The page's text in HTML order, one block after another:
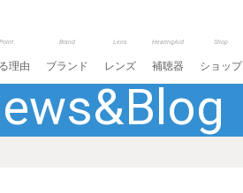
理由
Brand
ブランド
Lens
レンズ
HearingAid
補聴器
Shop
ショップ